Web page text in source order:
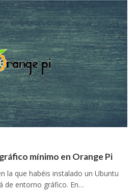
mínimo en Orange Pi
la que habéis instalado un Ubuntu
de entorno gráfico. En…